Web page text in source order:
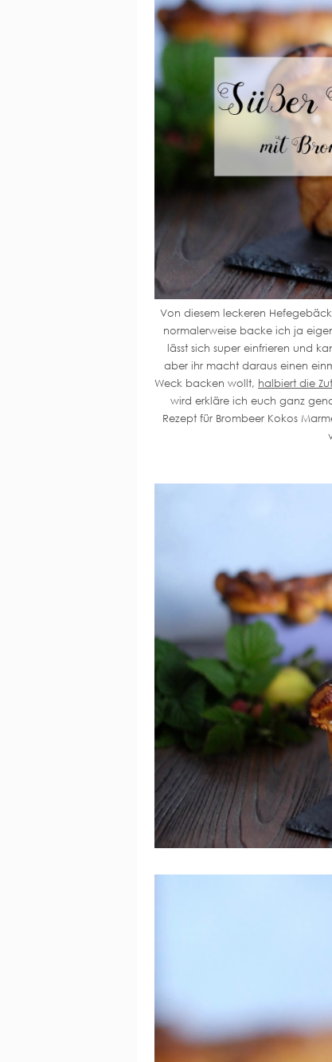
Von diesem leckeren
normalerweise backe ich ja
lässt sich super einfrieren und
aber ihr macht daraus einen
Weck backen wollt, halbiert die
wird erkläre ich euch ganz
Rezept für Brombeer Kokos